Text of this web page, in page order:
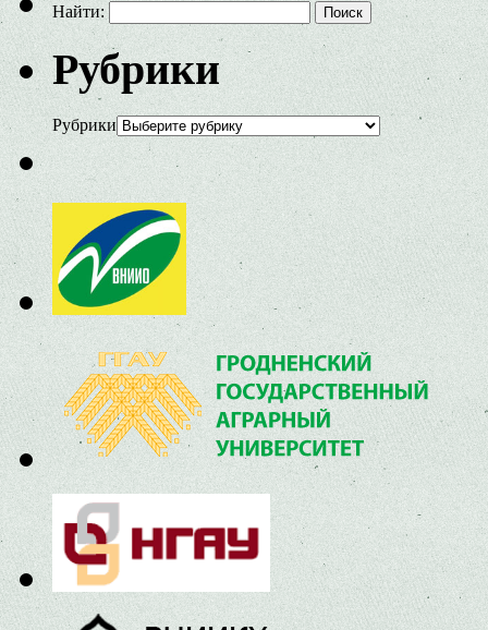
Найти:
Рубрики
Рубрики